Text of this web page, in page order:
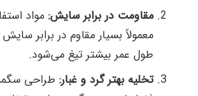
مقاومت در برابر سایش: مواد
معمولاً بسیار مقاوم در برابر
طول عمر بیشتر تیغ می‌شود.
تخلیه بهتر گرد و غبار: طراحی